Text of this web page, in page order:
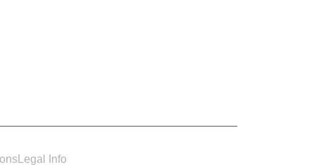
Legal Info